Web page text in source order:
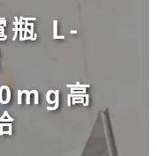
瓶 L-
高